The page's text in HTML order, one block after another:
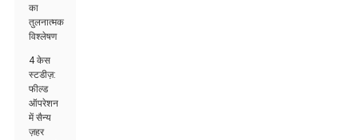
का
तुलनात्मक
विश्लेषण
4 केस
स्टडीज़:
फील्ड
ऑपरेशन
में सैन्य
ज़हर